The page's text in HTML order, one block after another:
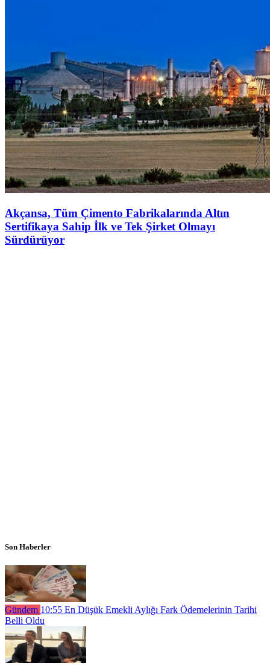
Akçansa, Tüm Çimento Fabrikalarında Altın
Sertifikaya Sahip İlk ve Tek Şirket Olmayı
Sürdürüyor
Son Haberler
Gündem 10:55 En Düşük Emekli Aylığı Fark Ödemelerinin Tarihi
Belli Oldu